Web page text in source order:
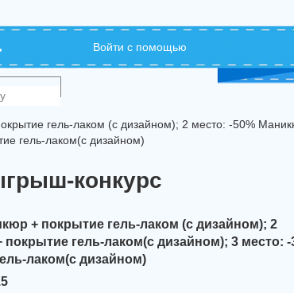
Войти с помощью
гель-лаком (с дизайном); 2 место: -50%
гель-лаком(с дизайном)
конкурс
+ покрытие гель-лаком (с дизайном); 2
гель-лаком(с дизайном); 3 место: -
лаком(с дизайном)